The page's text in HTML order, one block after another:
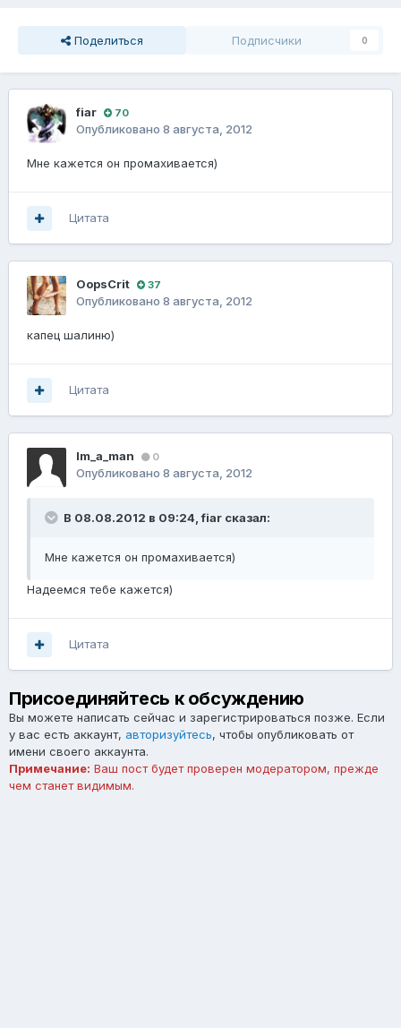
Поделиться Подписчики 0
fiаr 70
Опубликовано 8 августа, 2012
Мне кажется он промахивается)
Цитата
OopsCrit 37
Опубликовано 8 августа, 2012
капец шалиню)
Цитата
Im_a_man 0
Опубликовано 8 августа, 2012
В 08.08.2012 в 09:24, fiаr сказал:
Мне кажется он промахивается)
Надеемся тебе кажется)
Цитата
Присоединяйтесь к обсуждению
Вы можете написать сейчас и зарегистрироваться позже. Если
у вас есть аккаунт, авторизуйтесь, чтобы опубликовать от
имени своего аккаунта.
Примечание: Ваш пост будет проверен модератором, прежде
чем станет видимым.